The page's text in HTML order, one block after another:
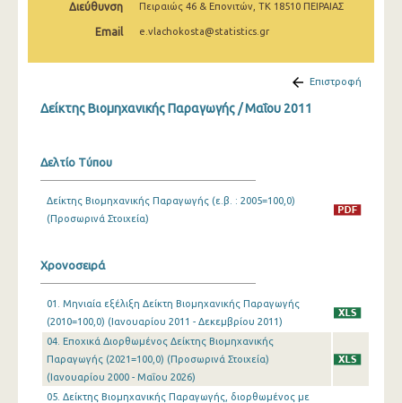
Φεβρουαρίου 2025
Νοεμβρίου 2024
Αυγούστου 2024
Ιουνίου 2024
Μαΐου 2024
Απριλίου 2024
Διεύθυνση
Πειραιώς 46 & Επονιτών, ΤΚ 18510 ΠΕΙΡΑΙΑΣ
Email e.vlachokosta@statistics.gr
Επιστροφή
Δείκτης Βιομηχανικής Παραγωγής / Μαΐου 2011
Δελτίο Τύπου
Δείκτης Βιομηχανικής Παραγωγής (ε.β. : 2005=100,0)
(Προσωρινά Στοιχεία)
Χρονοσειρά
01. Μηνιαία εξέλιξη Δείκτη Βιομηχανικής Παραγωγής
(2010=100,0) (Ιανουαρίου 2011 - Δεκεμβρίου 2011)
04. Εποχικά Διορθωμένος Δείκτης Βιομηχανικής
Παραγωγής (2021=100,0) (Προσωρινά Στοιχεία)
(Ιανουαρίου 2000 - Μαΐου 2026)
05. Δείκτης Βιομηχανικής Παραγωγής, διορθωμένος με